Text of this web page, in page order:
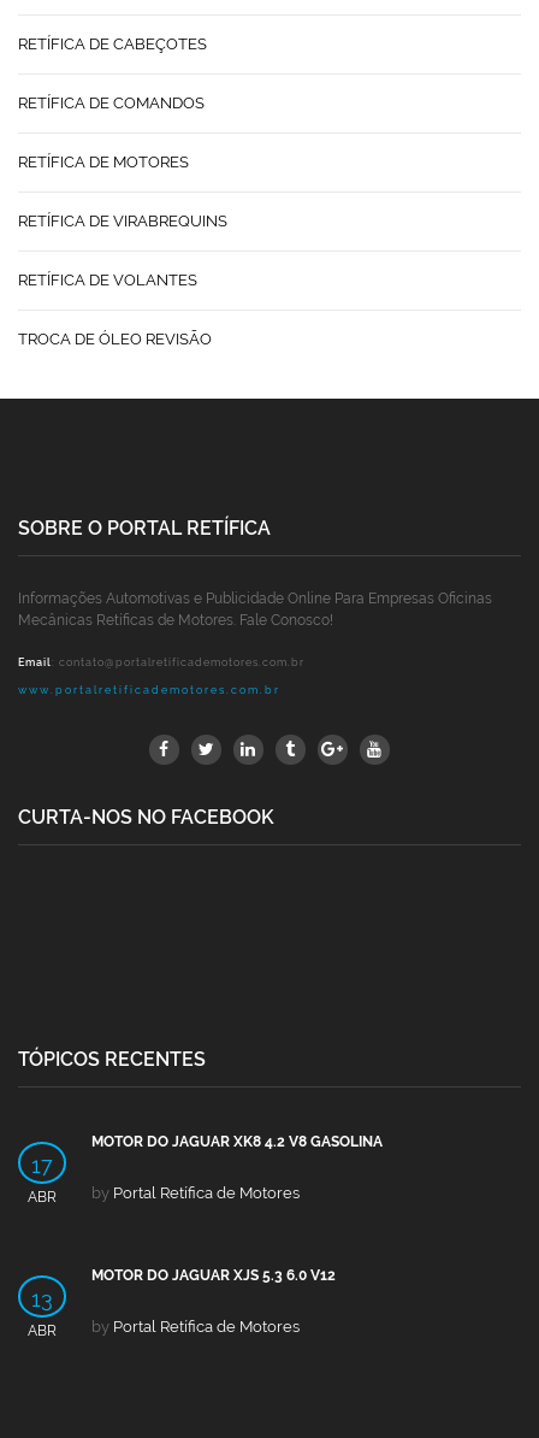
RETÍFICA DE CABEÇOTES
RETÍFICA DE COMANDOS
RETÍFICA DE MOTORES
RETÍFICA DE VIRABREQUINS
RETÍFICA DE VOLANTES
TROCA DE ÓLEO REVISÃO
SOBRE O PORTAL RETÍFICA
Informações Automotivas e Publicidade Online Para Empresas Oficinas
Mecânicas Retíficas de Motores. Fale Conosco!
Email: contato@portalretificademotores.com.br
www.portalretificademotores.com.br
CURTA-NOS NO FACEBOOK
TÓPICOS RECENTES
17
ABR
MOTOR DO JAGUAR XK8 4.2 V8 GASOLINA
by Portal Retífica de Motores
13
ABR
MOTOR DO JAGUAR XJS 5.3 6.0 V12
by Portal Retífica de Motores